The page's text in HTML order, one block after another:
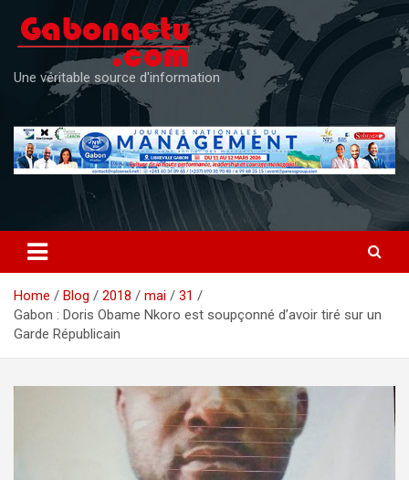
content
Une véritable source d'information
Home Blog 2018 mai
31
Gabon : Doris Obame Nkoro est soupçonné d’avoir tiré sur un
Garde Républicain